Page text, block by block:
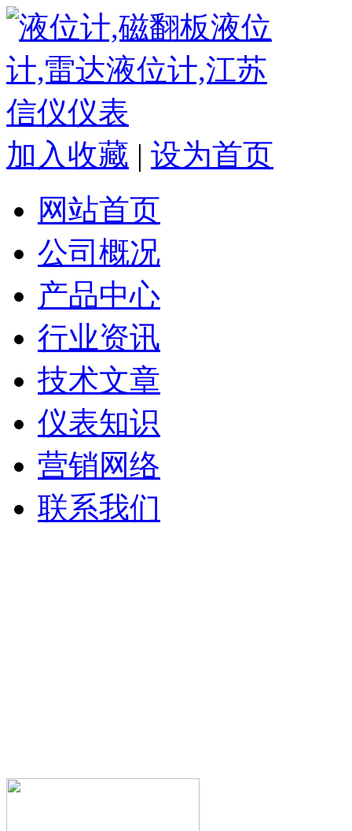
加入收藏 | 设为首页
网站首页
公司概况
产品中心
行业资讯
技术文章
仪表知识
营销网络
联系我们